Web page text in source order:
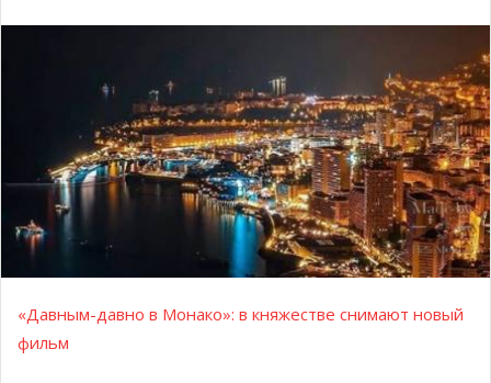
«Давным-давно в Монако»: в княжестве снимают новый
фильм